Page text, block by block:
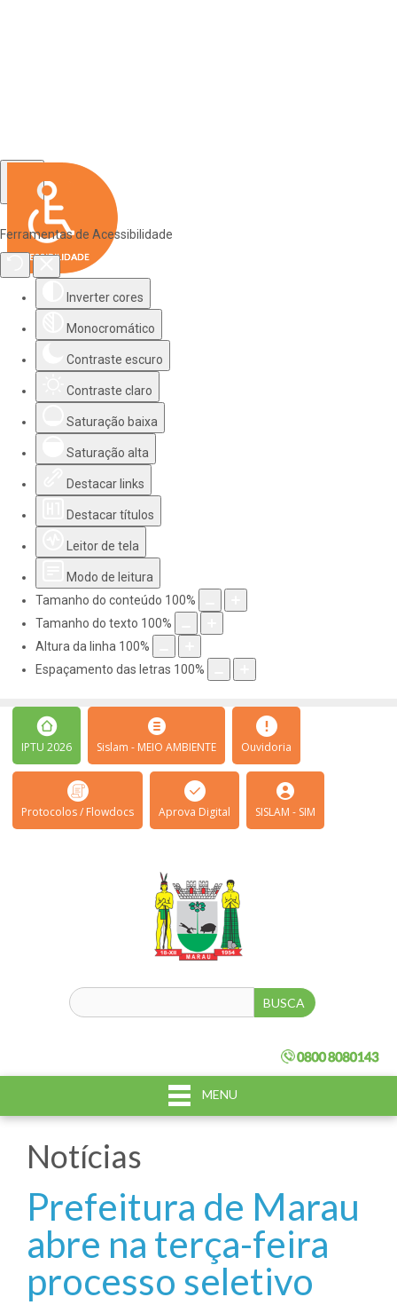
Ferramentas de Acessibilidade
Inverter cores
Monocromático
Contraste escuro
Contraste claro
Saturação baixa
Saturação alta
Destacar links
Destacar títulos
Leitor de tela
Modo de leitura
Tamanho do conteúdo 100%
Tamanho do texto 100%
Altura da linha 100%
Espaçamento das letras 100%
IPTU 2026 Sislam - MEIO AMBIENTE Ouvidoria
Protocolos / Flowdocs Aprova Digital SISLAM - SIM
MENU
Notícias
Prefeitura de Marau
abre na terça-feira
processo seletivo